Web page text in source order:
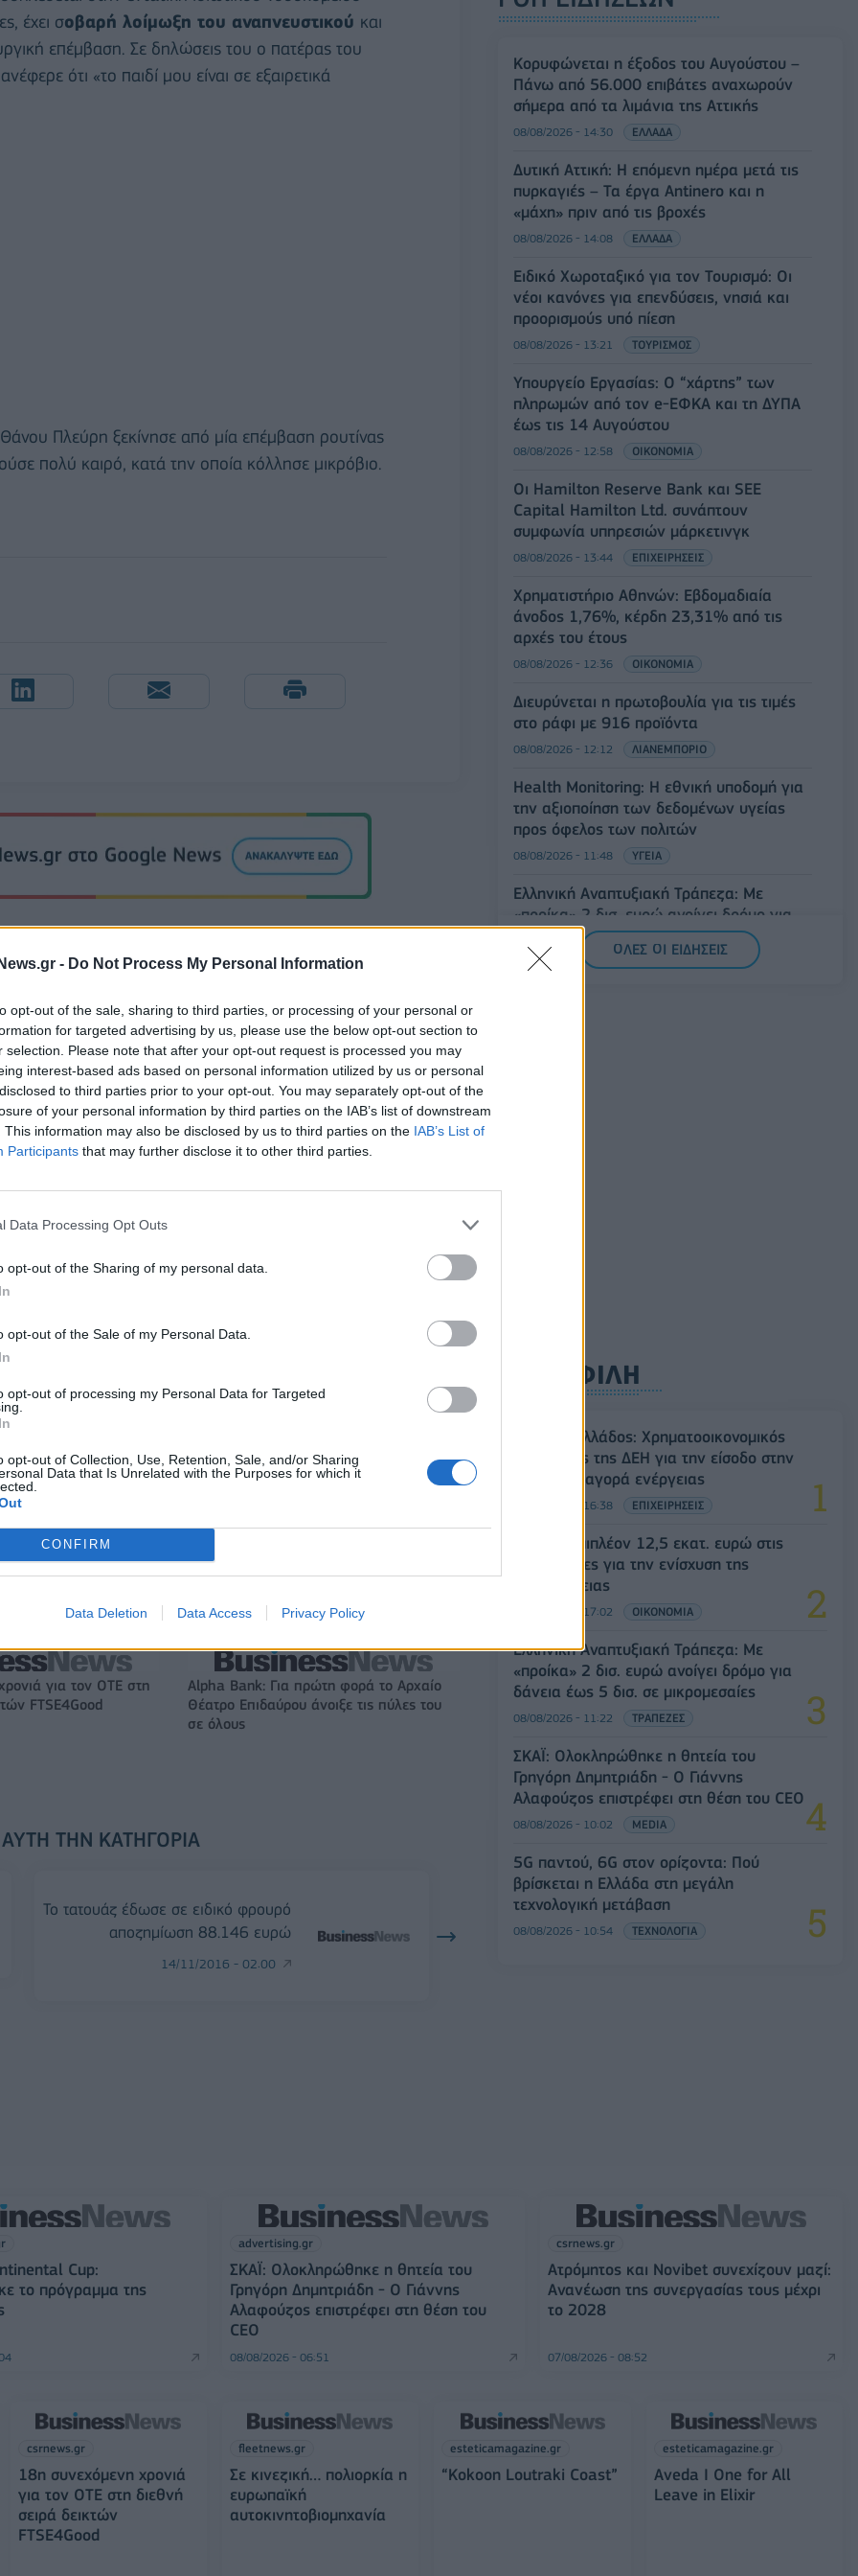
- Do Not Process My Personal Information
opt-out of the sale, sharing to third parties, or processing of your personal or
for targeted advertising by us, please use the below opt-out section to
selection. Please note that after your opt-out request is processed you may
interest-based ads based on personal information utilized by us or personal
to third parties prior to your opt-out. You may separately opt-out of the
of your personal information by third parties on the IAB’s list of downstream
This information may also be disclosed by us to third parties on the IAB’s List of
Participants that may further disclose it to other third parties.
Data Processing Opt Outs
opt-out of the Sharing of my personal data.
opt-out of the Sale of my Personal Data.
opt-out of processing my Personal Data for Targeted
opt-out of Collection, Use, Retention, Sale, and/or Sharing
Data that Is Unrelated with the Purposes for which it
CONFIRM
Data Deletion Data Access Privacy Policy
έχει σοβαρή λοίμωξη του αναπνευστικού και
επέμβαση. Σε δηλώσεις του ο πατέρας του
ανέφερε ότι «το παιδί μου είναι σε εξαιρετικά
Πλεύρη ξεκίνησε από μία επέμβαση ρουτίνας
πολύ καιρό, κατά την οποία κόλλησε μικρόβιο.
Εθνική Παίδων: Απώλεσε προβάδισμα 13 πόντων και έχασε 84-
89 από το Ισραήλ
για την πώληση
South Ring Mall
ευρώ
Χρηματιστήριο Αθηνών: Εβδομαδιαία
άνοδος 1,76%, κέρδη 23,31% από τις
αρχές του έτους
το πρόγραμμα στήριξης- Κάλυψη εισφορών ΕΔΟΕΑΠ
της αποδοτικότητας
ΠΑΟΚ: Από σήμερα στη Θεσσαλονίκη ο Τρινκέρι
98,7 εκατ. ευρώ
57% - Τα νέα
& non alcohol
πολωνική αγορά ενέργειας
Το FIAT 500 Hybrid τώρα από 18.990 ευρώ
για τον ΟΤΕ στη
FTSE4Good
Alpha Bank: Για πρώτη φορά το Αρχαίο
Θέατρο Επιδαύρου άνοιξε τις πύλες του
σε όλους
ΤΗΝ ΚΑΤΗΓΟΡΊΑ
Το τατουάζ έδωσε σε ειδικό φρουρό
αποζημίωση 88.146 ευρώ
14/11/2016 - 02:00
Κορυφώνεται η έξοδος του Αυγούστου –
Πάνω από 56.000 επιβάτες αναχωρούν
σήμερα από τα λιμάνια της Αττικής
08/08/2026 - 14:30 ΕΛΛΑΔΑ
Δυτική Αττική: Η επόμενη ημέρα μετά τις
πυρκαγιές – Τα έργα Antinero και η
«μάχη» πριν από τις βροχές
08/08/2026 - 14:08 ΕΛΛΑΔΑ
Ειδικό Χωροταξικό για τον Τουρισμό: Οι
νέοι κανόνες για επενδύσεις, νησιά και
προορισμούς υπό πίεση
08/08/2026 - 13:21 ΤΟΥΡΙΣΜΟΣ
Υπουργείο Εργασίας: Ο “χάρτης” των
πληρωμών από τον e-ΕΦΚΑ και τη ΔΥΠΑ
έως τις 14 Αυγούστου
08/08/2026 - 12:58 ΟΙΚΟΝΟΜΙΑ
Οι Hamilton Reserve Bank και SEE
Capital Hamilton Ltd. συνάπτουν
συμφωνία υπηρεσιών μάρκετινγκ
08/08/2026 - 13:44 ΕΠΙΧΕΙΡΗΣΕΙΣ
Χρηματιστήριο Αθηνών: Εβδομαδιαία
άνοδος 1,76%, κέρδη 23,31% από τις
αρχές του έτους
08/08/2026 - 12:36 ΟΙΚΟΝΟΜΙΑ
Διευρύνεται η πρωτοβουλία για τις τιμές
στο ράφι με 916 προϊόντα
08/08/2026 - 12:12 ΛΙΑΝΕΜΠΟΡΙΟ
Health Monitoring: Η εθνική υποδομή για
την αξιοποίηση των δεδομένων υγείας
προς όφελος των πολιτών
08/08/2026 - 11:48 ΥΓΕΙΑ
Ελληνική Αναπτυξιακή Τράπεζα: Με
«προίκα» 2 δισ. ευρώ ανοίγει δρόμο για
δάνεια έως 5 δισ. σε μικρομεσαίες
08/08/2026 - 11:22
ΟΛΕΣ ΟΙ ΕΙΔΗΣΕΙΣ
ΔΗΜΟΦΙΛΗ
Deloitte Ελλάδος: Χρηματοοικονομικός
σύμβουλος της ΔΕΗ για την είσοδο στην
πολωνική αγορά ενέργειας
07/08/2026 - 16:38 ΕΠΙΧΕΙΡΗΣΕΙΣ
ΥΠΑΑΤ: Επιπλέον 12,5 εκατ. ευρώ στις
Περιφέρειες για την ενίσχυση της
βιοασφάλειας
07/08/2026 - 17:02 ΟΙΚΟΝΟΜΙΑ
Ελληνική Αναπτυξιακή Τράπεζα: Με
«προίκα» 2 δισ. ευρώ ανοίγει δρόμο για
δάνεια έως 5 δισ. σε μικρομεσαίες
08/08/2026 - 11:22 ΤΡΑΠΕΖΕΣ
ΣΚΑΪ: Ολοκληρώθηκε η θητεία του
Γρηγόρη Δημητριάδη - Ο Γιάννης
Αλαφούζος επιστρέφει στη θέση του CEO
08/08/2026 - 10:02 MEDIA
5G παντού, 6G στον ορίζοντα: Πού
βρίσκεται η Ελλάδα στη μεγάλη
τεχνολογική μετάβαση
08/08/2026 - 10:54 ΤΕΧΝΟΛΟΓΙΑ
Cup:
το πρόγραμμα της
advertising.gr
ΣΚΑΪ: Ολοκληρώθηκε η θητεία του
Γρηγόρη Δημητριάδη - Ο Γιάννης
Αλαφούζος επιστρέφει στη θέση του
CEO
08/08/2026 - 06:51
csrnews.gr
Ατρόμητος και Novibet συνεχίζουν μαζί:
Ανανέωση της συνεργασίας τους μέχρι
το 2028
07/08/2026 - 08:52
csrnews.gr
18η συνεχόμενη χρονιά
για τον ΟΤΕ στη διεθνή
σειρά δεικτών
FTSE4Good
fleetnews.gr
Σε κινεζική… πολιορκία η
ευρωπαϊκή
αυτοκινητοβιομηχανία
esteticamagazine.gr
“Kokoon Loutraki Coast”
esteticamagazine.gr
Aveda I One for All
Leave in Elixir